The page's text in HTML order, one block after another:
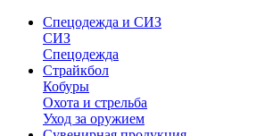
Спецодежда и СИЗ
СИЗ
Спецодежда
Страйкбол
Кобуры
Охота и стрельба
Уход за оружием